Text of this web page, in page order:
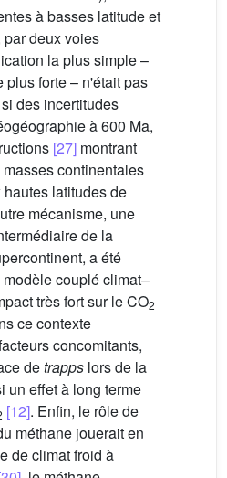
à basses latitude et
par deux voies
la plus simple –
plus forte – n'était pas
des incertitudes
à 600 Ma,
[27] montrant
continentales
latitudes de
mécanisme, une
de la
a été
couplé climat–
très fort sur le CO2
ce contexte
concomitants,
detrapps lors de la
un effet à long terme
[12]. Enfin, le rôle de
méthane jouerait en
de climat froid à